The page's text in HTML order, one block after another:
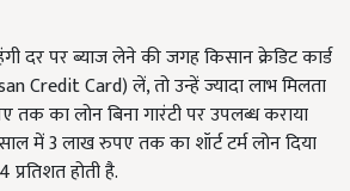
दर पर ब्याज लेने की जगह किसान क्रेडिट कार्ड
Credit Card) लें, तो उन्हें ज्यादा लाभ मिलता
का लोन बिना गारंटी पर उपलब्ध कराया
में 3 लाख रुपए तक का शॉर्ट टर्म लोन दिया
होती है.